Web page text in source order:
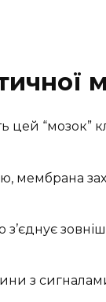
“мозок”
мембрана
з